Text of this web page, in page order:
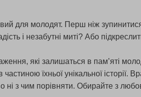
для молодят. Перш ніж
і незабутні миті? Або
які залишаться в пам’яті
їхньої унікальної
з чим порівняти. Обирайте з